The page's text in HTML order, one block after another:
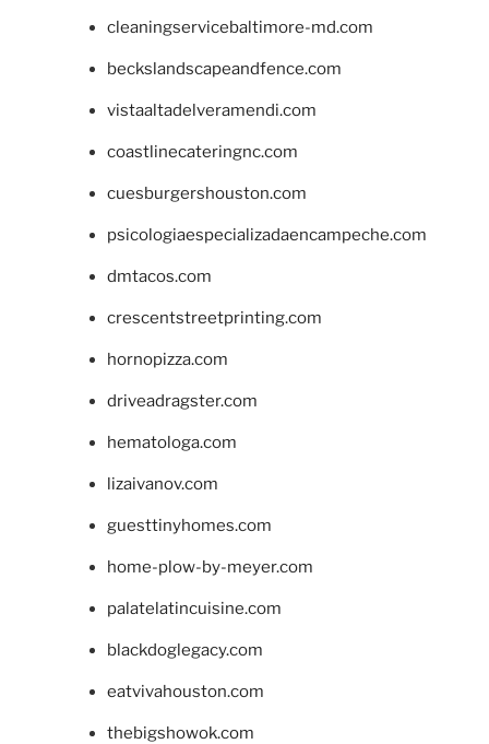
cleaningservicebaltimore-md.com
beckslandscapeandfence.com
vistaaltadelveramendi.com
coastlinecateringnc.com
cuesburgershouston.com
psicologiaespecializadaencampeche.com
dmtacos.com
crescentstreetprinting.com
hornopizza.com
driveadragster.com
hematologa.com
lizaivanov.com
guesttinyhomes.com
home-plow-by-meyer.com
palatelatincuisine.com
blackdoglegacy.com
eatvivahouston.com
thebigshowok.com